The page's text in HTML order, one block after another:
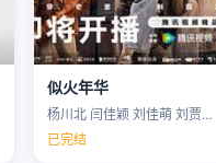
似火年华
杨川北 闫佳颖 刘佳萌 刘贾玺 …
已完结